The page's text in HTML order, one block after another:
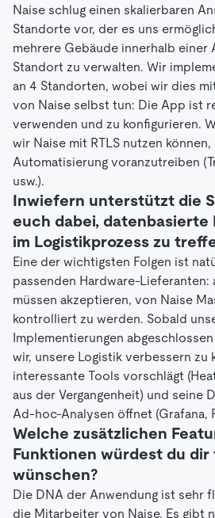
Naise schlug einen skalierbaren
Standorte vor, der es uns
mehrere Gebäude innerhalb einer
Standort zu verwalten. Wir
an 4 Standorten, wobei wir dies
von Naise selbst tun: Die App ist
verwenden und zu konfigurieren.
wir Naise mit RTLS nutzen können,
Automatisierung voranzutreiben
usw.).
Inwiefern unterstützt die
euch dabei, datenbasierte
im Logistikprozess zu
Eine der wichtigsten Folgen ist
passenden Hardware-Lieferanten:
müssen akzeptieren, von Naise
kontrolliert zu werden. Sobald
Implementierungen
wir, unsere Logistik verbessern zu
interessante Tools vorschlägt
aus der Vergangenheit) und seine
Ad-hoc-Analysen öffnet (Grafana,
Welche zusätzlichen
Funktionen würdest du dir
wünschen?
Die DNA der Anwendung ist sehr
die Mitarbeiter von Naise. Es gibt